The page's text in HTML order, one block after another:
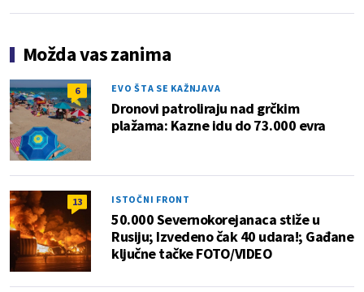
Možda vas zanima
6 EVO ŠTA SE KAŽNJAVA
Dronovi patroliraju nad grčkim
plažama: Kazne idu do 73.000 evra
13 ISTOČNI FRONT
50.000 Severnokorejanaca stiže u
Rusiju; Izvedeno čak 40 udara!; Gađane
ključne tačke FOTO/VIDEO